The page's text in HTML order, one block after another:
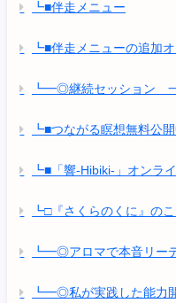
┗■伴走メニュー
┗■伴走メニューの追加
┗━◎継続セッション 一
┗■つながる瞑想無料公
┗■「響-Hibiki-」オンラ
┗□『さくらのくに』のこ
┗━◎アロマで本音リー
┗━◎私が実践した能力